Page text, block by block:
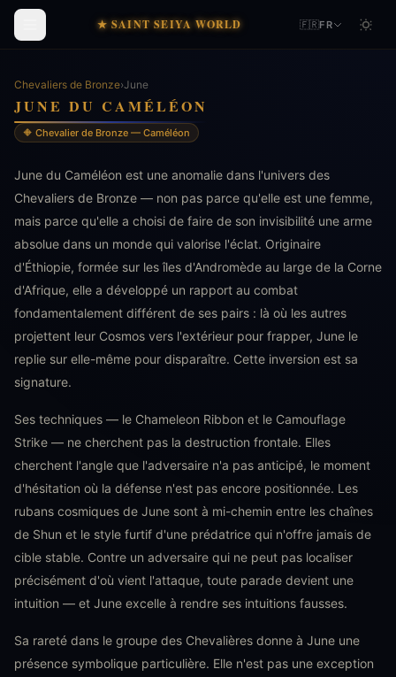
★ SAINT SEIYA WORLD 🇫🇷FR
Chevaliers de Bronze›June
JUNE DU CAMÉLÉON
🔶 Chevalier de Bronze — Caméléon
June du Caméléon est une anomalie dans l'univers des
Chevaliers de Bronze — non pas parce qu'elle est une femme,
mais parce qu'elle a choisi de faire de son invisibilité une arme
absolue dans un monde qui valorise l'éclat. Originaire
d'Éthiopie, formée sur les îles d'Andromède au large de la Corne
d'Afrique, elle a développé un rapport au combat
fondamentalement différent de ses pairs : là où les autres
projettent leur Cosmos vers l'extérieur pour frapper, June le
replie sur elle-même pour disparaître. Cette inversion est sa
signature.
Ses techniques — le Chameleon Ribbon et le Camouflage
Strike — ne cherchent pas la destruction frontale. Elles
cherchent l'angle que l'adversaire n'a pas anticipé, le moment
d'hésitation où la défense n'est pas encore positionnée. Les
rubans cosmiques de June sont à mi-chemin entre les chaînes
de Shun et le style furtif d'une prédatrice qui n'offre jamais de
cible stable. Contre un adversaire qui ne peut pas localiser
précisément d'où vient l'attaque, toute parade devient une
intuition — et June excelle à rendre ses intuitions fausses.
Sa rareté dans le groupe des Chevalières donne à June une
présence symbolique particulière. Elle n'est pas une exception